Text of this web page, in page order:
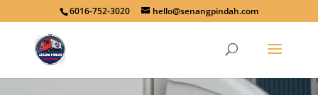
6016-752-3020 hello@senangpindah.com